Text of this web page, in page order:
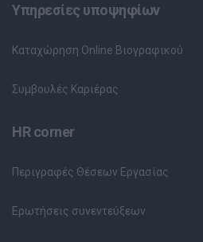
Υπηρεσίες υποψηφίων
Καταχώρηση Online Βιογραφικού
Συμβουλές Καριέρας
HR corner
Περιγραφές Θέσεων Εργασίας
Ερωτήσεις συνεντεύξεων